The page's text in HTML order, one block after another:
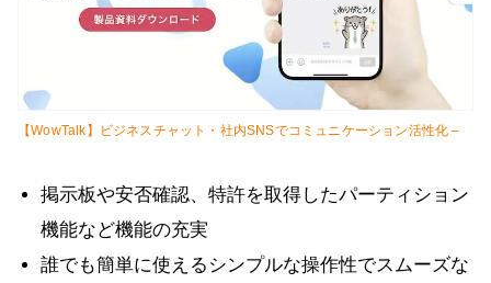
【WowTalk】ビジネスチャット・社内SNSでコミュニケーション活性化 –
掲示板や安否確認、特許を取得したパーティション
機能など機能の充実
誰でも簡単に使えるシンプルな操作性でスムーズな